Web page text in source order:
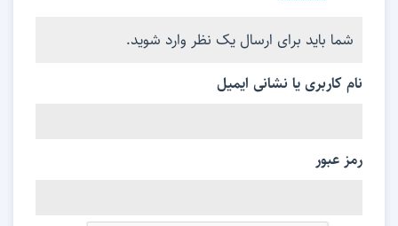
شما باید برای ارسال یک نظر وارد شوید.
نام کاربری یا نشانی ایمیل
رمز عبور